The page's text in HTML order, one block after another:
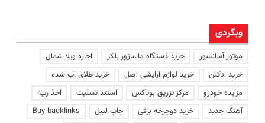
وبگردی
موتور آسانسور خرید دستگاه ماساژور بلکر
اجاره ویلا شمال
خرید ادکلن
خرید لوازم آرایشی اصل
خرید طلای آب شده
مزایده خودرو
مرکز تزریق بوتاکس استند تسلیت
اخذ رتبه
آهنگ جدید
خرید دوچرخه برقی چاپ لیبل
Buy backlinks